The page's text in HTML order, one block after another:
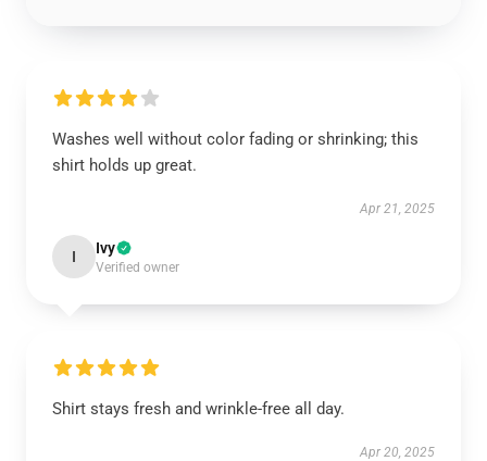
Washes well without color fading or shrinking; this
shirt holds up great.
Apr 21, 2025
I Ivy
Verified owner
Shirt stays fresh and wrinkle-free all day.
Apr 20, 2025